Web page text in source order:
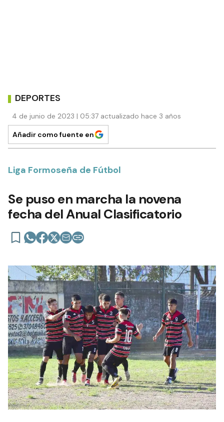
DEPORTES
4 de junio de 2023 | 05:37 actualizado hace 3 años
Añadir como fuente en
Liga Formoseña de Fútbol
Se puso en marcha la novena
fecha del Anual Clasificatorio